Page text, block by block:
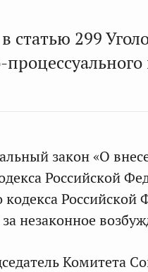
299
закон «О
Российской
Российской
незаконное
Комитета